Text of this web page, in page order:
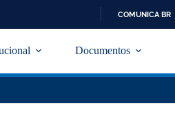
A
COMUNICA BR
Documentos